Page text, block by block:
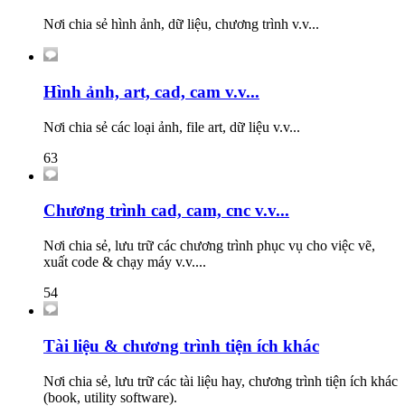
Nơi chia sẻ hình ảnh, dữ liệu, chương trình v.v...
Hình ảnh, art, cad, cam v.v...
Nơi chia sẻ các loại ảnh, file art, dữ liệu v.v...
63
Chương trình cad, cam, cnc v.v...
Nơi chia sẻ, lưu trữ các chương trình phục vụ cho việc vẽ,
xuất code & chạy máy v.v....
54
Tài liệu & chương trình tiện ích khác
Nơi chia sẻ, lưu trữ các tài liệu hay, chương trình tiện ích khác
(book, utility software).